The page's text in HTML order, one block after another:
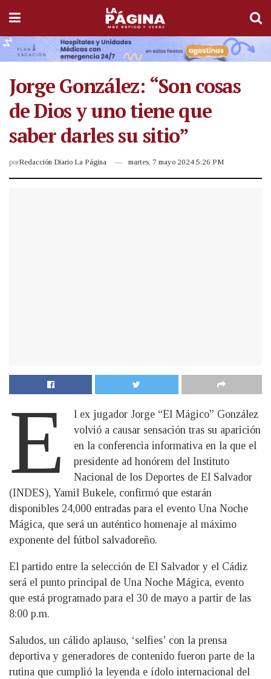
Jorge González: “Son cosas
de Dios y uno tiene que
saber darles su sitio”
porRedacción Diario La Página martes, 7 mayo 2024 5:26 PM
E
l ex jugador Jorge “El Mágico” González
volvió a causar sensación tras su aparición
en la conferencia informativa en la que el
presidente ad honórem del Instituto
Nacional de los Deportes de El Salvador
(INDES), Yamil Bukele, confirmó que estarán
disponibles 24,000 entradas para el evento Una Noche
Mágica, que será un auténtico homenaje al máximo
exponente del fútbol salvadoreño.
El partido entre la selección de El Salvador y el Cádiz
será el punto principal de Una Noche Mágica, evento
que está programado para el 30 de mayo a partir de las
8:00 p.m.
Saludos, un cálido aplauso, ‘selfies’ con la prensa
deportiva y generadores de contenido fueron parte de la
rutina que cumplió la leyenda e ídolo internacional del